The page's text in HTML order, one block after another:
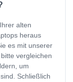
alten
heraus
es mit unserer
vergleichen
um
Schließlich